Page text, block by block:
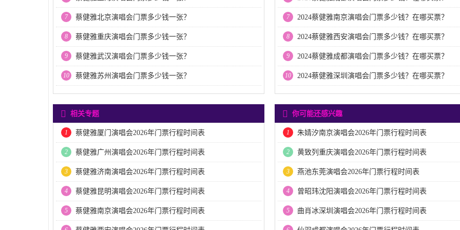
7 蔡健雅北京演唱会门票多少钱一张？
8 蔡健雅重庆演唱会门票多少钱一张？
9 蔡健雅武汉演唱会门票多少钱一张？
10 蔡健雅苏州演唱会门票多少钱一张？
7 2024蔡健雅南京演唱会门票多少钱？在哪买票？
8 2024蔡健雅西安演唱会门票多少钱？在哪买票？
9 2024蔡健雅成都演唱会门票多少钱？在哪买票？
10 2024蔡健雅深圳演唱会门票多少钱？在哪买票？
相关专题
1 蔡健雅厦门演唱会2026年门票行程时间表
2 蔡健雅广州演唱会2026年门票行程时间表
3 蔡健雅济南演唱会2026年门票行程时间表
4 蔡健雅昆明演唱会2026年门票行程时间表
5 蔡健雅南京演唱会2026年门票行程时间表
你可能还感兴趣
1 朱婧汐南京演唱会2026年门票行程时间表
2 黄致列重庆演唱会2026年门票行程时间表
3 燕池东莞演唱会2026年门票行程时间表
4 曾昭玮沈阳演唱会2026年门票行程时间表
5 曲肖冰深圳演唱会2026年门票行程时间表